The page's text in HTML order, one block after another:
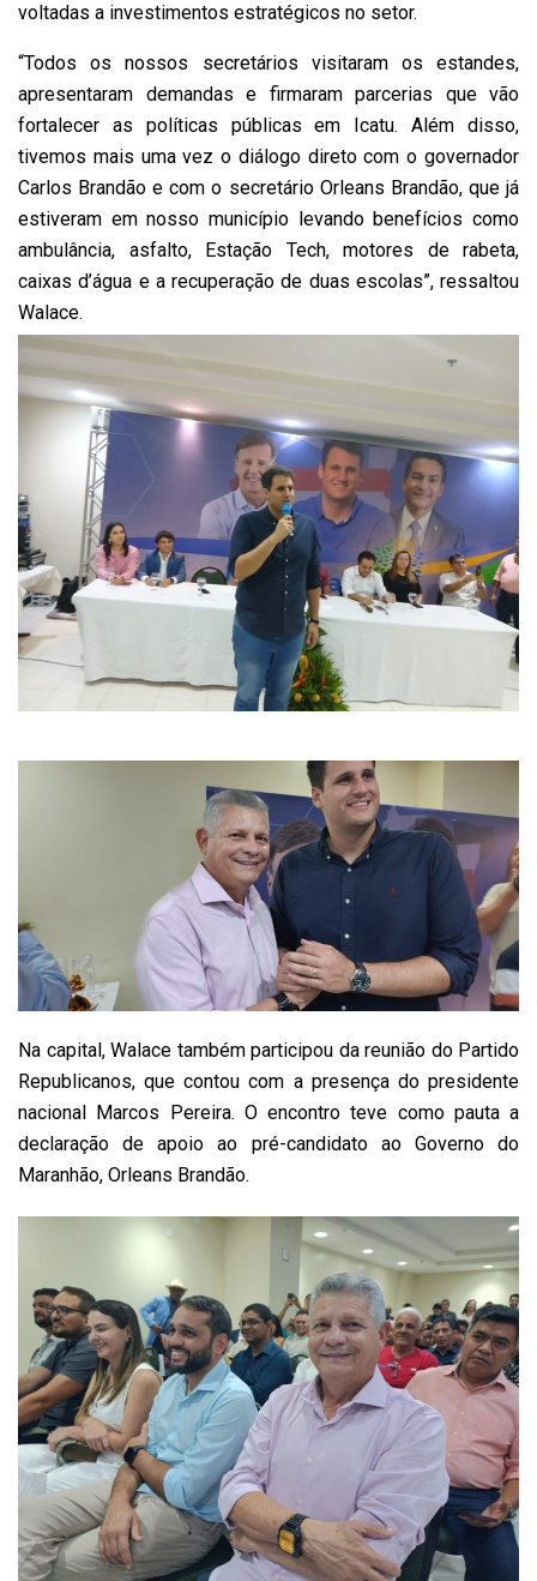
voltadas a investimentos estratégicos no setor.
“Todos os nossos secretários visitaram os estandes,
apresentaram demandas e firmaram parcerias que vão
fortalecer as políticas públicas em Icatu. Além disso,
tivemos mais uma vez o diálogo direto com o governador
Carlos Brandão e com o secretário Orleans Brandão, que já
estiveram em nosso município levando benefícios como
ambulância, asfalto, Estação Tech, motores de rabeta,
caixas d’água e a recuperação de duas escolas”, ressaltou
Walace.
Na capital, Walace também participou da reunião do Partido
Republicanos, que contou com a presença do presidente
nacional Marcos Pereira. O encontro teve como pauta a
declaração de apoio ao pré-candidato ao Governo do
Maranhão, Orleans Brandão.